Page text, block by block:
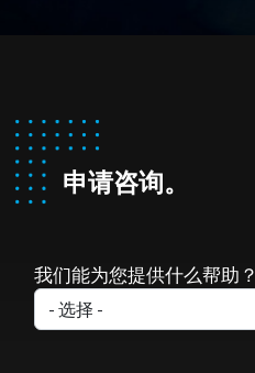
申请咨询。
我们能为您提供什么帮助？